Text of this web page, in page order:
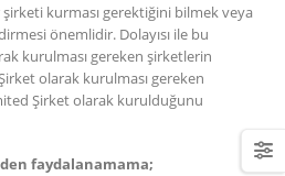
kurması gerektiğini bilmek veya
önemlidir. Dolayısı ile bu
kurulması gereken şirketlerin
olarak kurulması gereken
Şirket olarak kurulduğunu
faydalanamama;